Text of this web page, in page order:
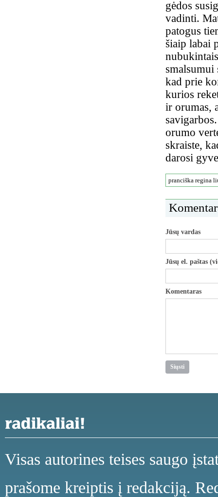
gėdos
vadinti.
patogus
šiaip labai
kad prie
kurios
ir orumas,
orumo
skraiste,
darosi
pranciška regina
Jūsų vardas
Jūsų el. paštas
Komentaras
Visas autorines teises saugo
prašome kreiptis į redakciją.